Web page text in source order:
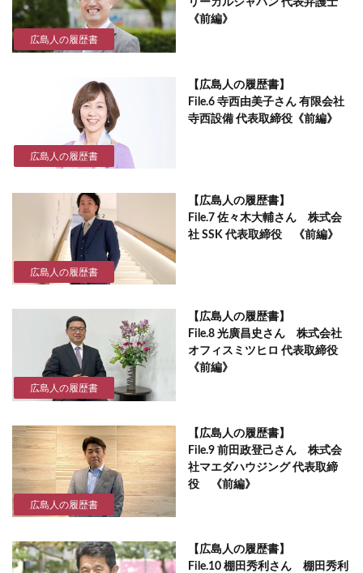
広島人の履歴書
リーガルジャパン 代表弁護士
《前編》
広島人の履歴書
【広島人の履歴書】
File.6 寺西由美子さん 有限会社
寺西設備 代表取締役《前編》
広島人の履歴書
【広島人の履歴書】
File.7 佐々木大輔さん 株式会
社 SSK 代表取締役 《前編》
広島人の履歴書
【広島人の履歴書】
File.8 光廣昌史さん 株式会社
オフィスミツヒロ 代表取締役
《前編》
広島人の履歴書
【広島人の履歴書】
File.9 前田政登己さん 株式会
社マエダハウジング 代表取締
役 《前編》
【広島人の履歴書】
File.10 棚田秀利さん 棚田秀利